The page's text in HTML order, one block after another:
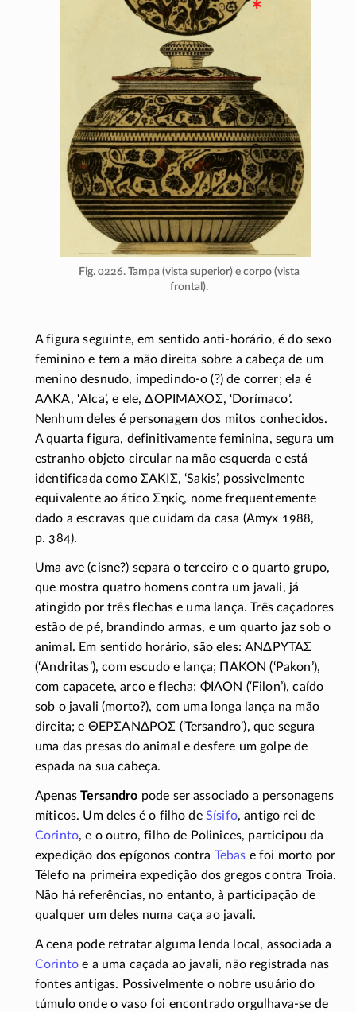
Fig. 0226. Tampa (vista superior) e corpo (vista
frontal).
A figura seguinte, em sentido anti-horário, é do sexo
feminino e tem a mão direita sobre a cabeça de um
menino desnudo, impedindo-o (?)de correr; ela é
ΑΛΚΑ, ‘Alca’, e ele,ΔΟΡΙΜΑΧΟΣ, ‘Dorímaco’.
Nenhum deles é personagem dos mitos conhecidos.
A quarta figura, definitivamente feminina, segura um
estranho objeto circular na mão esquerda e está
identificada como ΣΑΚΙΣ, ‘Sakis’, possivelmente
equivalente ao áticoΣηκίς, nome frequentemente
dado a escravas que cuidam da casa (Amyx 1988,
p. 384).
Uma ave (cisne?) separa o terceiro e o quarto grupo,
que mostra quatro homens contra um javali, já
atingido por três flechas e uma lança. Três caçadores
estão de pé, brandindo armas, e um quarto jaz sob o
animal. Em sentido horário, são eles:ΑΝΔΡΥΤΑΣ
(‘Andritas’), com escudo e lança; ΠΑΚΟΝ (‘Pakon’),
com capacete, arco e flecha; ΦΙΛΟΝ (‘Filon’), caído
sob o javali (morto?), com uma longa lança na mão
direita; e ΘΕΡΣΑΝΔΡΟΣ (‘Tersandro’), que segura
uma das presas do animal e desfere um golpe de
espada na sua cabeça.
ApenasTersandro pode ser associado a personagens
míticos. Um deles é o filho de Sísifo, antigo rei de
Corinto, e o outro, filho de Polinices, participou da
expedição dos epígonos contra Tebas e foi morto por
Télefo na primeira expedição dos gregos contra Troia.
Não há referências, no entanto, à participação de
qualquer um deles numa caça ao javali.
A cena pode retratar alguma lenda local, associada a
Corinto e a uma caçada ao javali, não registrada nas
fontes antigas. Possivelmente o nobre usuário do
túmulo onde o vaso foi encontradoorgulhava-se de